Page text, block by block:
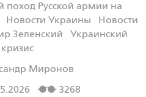
поход Русской армии на
Новости Украины
Новости
Зеленский
Украинский
кризис
Миронов
3268